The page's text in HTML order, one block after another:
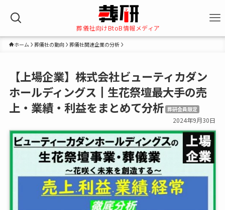
葬儀社向けBtoB情報メディア
ホーム 葬儀社の動向 葬儀社関連企業の分析
【上場企業】株式会社ビューティカダン
ホールディングス┃生花祭壇最大手の売
上・業績・利益をまとめて分析 葬研会員限定
2024年9月30日